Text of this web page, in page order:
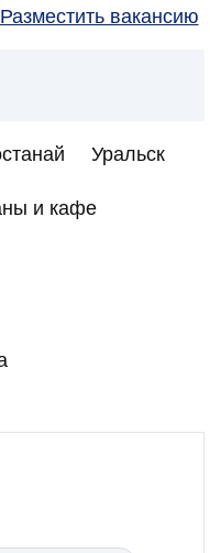
Разместить вакансию
Уральск
и кафе